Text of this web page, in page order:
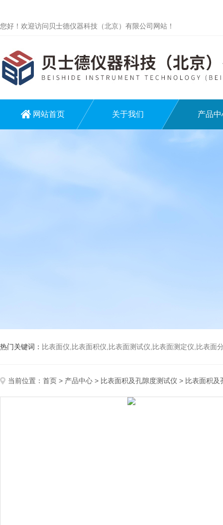
您好！欢迎访问贝士德仪器科技（北京）有限公司网站！
网站首页 关于我们 产品中
热门关键词： 比表面仪,比表面积仪,比表面测试仪,比表面测定仪,比表面分析仪,比表
当前位置： 首页 > 产品中心 > 比表面积及孔隙度测试仪 > 比表面积及